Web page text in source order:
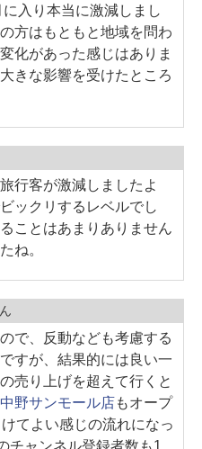
入り本当に激減しまし
方はもともと地域を問わ
化があった感じはありま
きな影響を受けたところ
行客が激減しましたよ
ックリするレベルでし
ことはあまりありません
ね。
で、反動なども考慮する
すが、結果的には良い一
売り上げを超えて行くと
中野サンモール店もオープ
てよい感じの流れになっ
チャンネル登録者数も1